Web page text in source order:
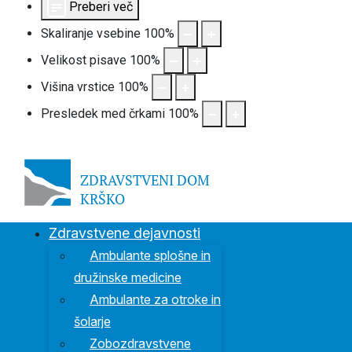
Preberi več
Skaliranje vsebine 100%
Velikost pisave 100%
Višina vrstice 100%
Presledek med črkami 100%
Zdravstvene dejavnosti
Ambulante splošne in
družinske medicine
Ambulante za otroke in
šolarje
Zobozdravstvene